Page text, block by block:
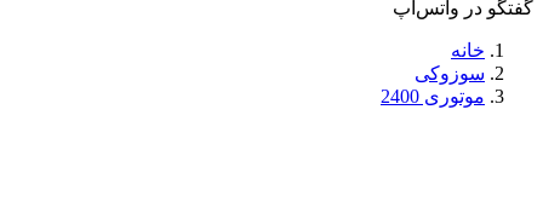
گفتگو در واتس‌اپ
خانه
سوزوکی
موتوری 2400